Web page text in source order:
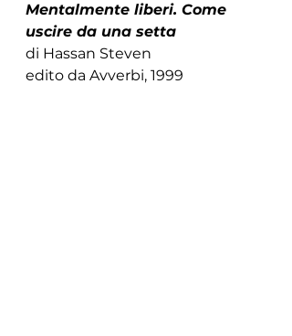
Mentalmente liberi. Come
uscire da una setta
di Hassan Steven
edito da Avverbi, 1999